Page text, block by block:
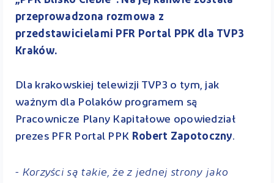
przeprowadzona rozmowa z
przedstawicielami PFR Portal PPK dla TVP3
Kraków.
Dla krakowskiej telewizji TVP3 o tym, jak
ważnym dla Polaków programem są
Pracownicze Plany Kapitałowe opowiedział
prezes PFR Portal PPK Robert Zapotoczny.
- Korzyści są takie, że z jednej strony jako